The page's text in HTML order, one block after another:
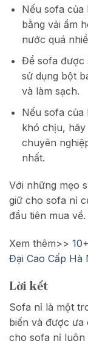
Nếu sofa của
bằng vải ẩm
nước quá
Để sofa được
sử dụng bột
và làm sạch.
Nếu sofa của
khó chịu, hãy
chuyên
nhất.
Với những mẹo
giữ cho sofa nỉ
đầu tiên mua về.
Xem thêm>>
Đại Cao Cấp Hà
Lời kết
Sofa nỉ là một
biến và được ưa
cho sofa nỉ luôn